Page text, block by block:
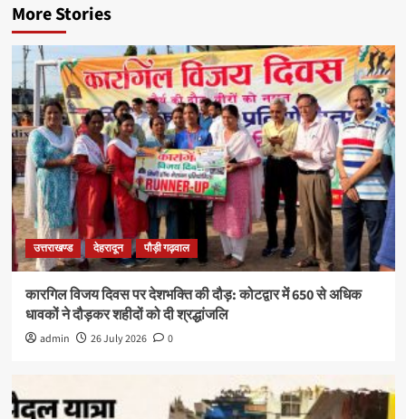
More Stories
उत्तराखण्ड देहरादून पौड़ी गढ़वाल
कारगिल विजय दिवस पर देशभक्ति की दौड़: कोटद्वार में 650 से अधिक
धावकों ने दौड़कर शहीदों को दी श्रद्धांजलि
admin 26 July 2026 0